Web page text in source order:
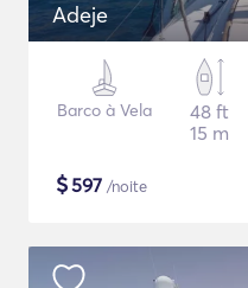
Adeje
Barco à Vela
48 ft
15 m
$597 /noite